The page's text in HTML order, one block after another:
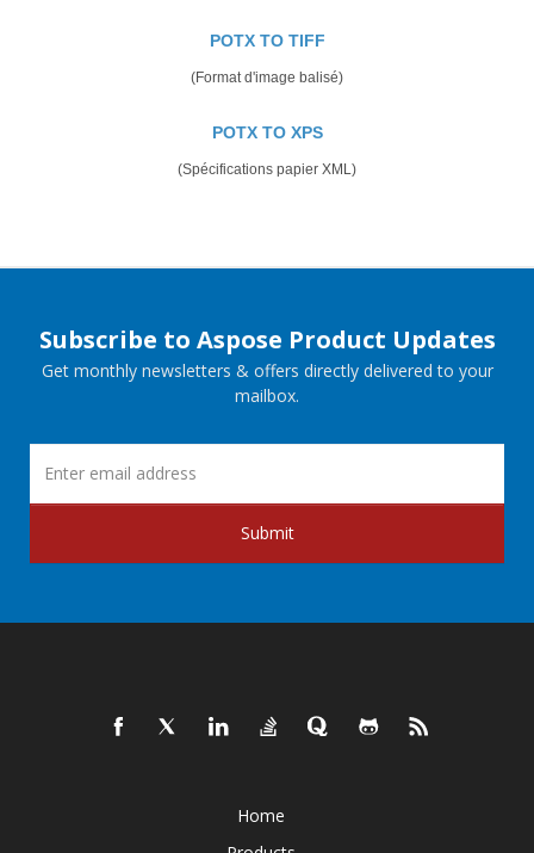
POTX TO TIFF
(Format d'image balisé)
POTX TO XPS
(Spécifications papier XML)
Subscribe to Aspose Product Updates
Get monthly newsletters & offers directly delivered to your
mailbox.
Submit
Home